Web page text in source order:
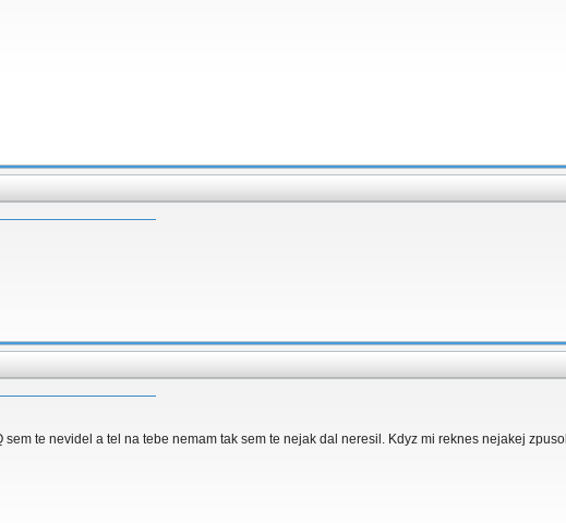
te nevidel a tel na tebe nemam tak sem te nejak dal neresil. Kdyz mi reknes nejakej